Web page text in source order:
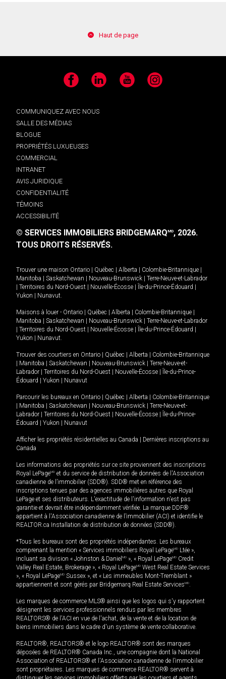
Haut de page
Facebook LinkedIn YouTube Instagram
COMMUNIQUEZ AVEC NOUS
SALLE DES MÉDIAS
BLOGUE
PROPRIÉTÉS LUXUEUSES
COMMERCIAL
INTRANET
AVIS JURIDIQUE
CONFIDENTIALITÉ
TÉMOINS
ACCESSIBILITÉ
© SERVICES IMMOBILIERS BRIDGEMARQMD, 2026.
TOUS DROITS RÉSERVÉS.
Trouver une maison Ontario | Québec | Alberta | Colombie-Britannique |
Manitoba | Saskatchewan | Nouveau-Brunswick | Terre-Neuve-et-Labrador
| Territoires du Nord-Ouest | Nouvelle-Écosse | Île-du-Prince-Édouard |
Yukon | Nunavut
Maisons à louer - Ontario | Québec | Alberta | Colombie-Britannique |
Manitoba | Saskatchewan | Nouveau-Brunswick | Terre-Neuve-et-Labrador
| Territoires du Nord-Ouest | Nouvelle-Écosse | Île-du-Prince-Édouard |
Yukon | Nunavut
Trouver des courtiers en Ontario | Québec | Alberta | Colombie-Britannique
| Manitoba | Saskatchewan | Nouveau-Brunswick | Terre-Neuve-et-
Labrador | Territoires du Nord-Ouest | Nouvelle-Écosse | Île-du-Prince-
Édouard | Yukon | Nunavut
Parcourir les bureaux en Ontario | Québec | Alberta | Colombie-Britannique
| Manitoba | Saskatchewan | Nouveau-Brunswick | Terre-Neuve-et-
Labrador | Territoires du Nord-Ouest | Nouvelle-Écosse | Île-du-Prince-
Édouard | Yukon | Nunavut
Afficher les propriétés résidentielles au Canada | Dernières inscriptions au
Canada
Les informations des propriétés sur ce site proviennent des inscriptions
Royal LePageMD et du service de distribution de données de l'Association
canadienne de l’immobilier (SDD®). SDD® met en référence des
inscriptions tenues par des agences immobilières autres que Royal
LePage et ses distributeurs. L'exactitude de l'information n'est pas
garantie et devrait être indépendamment vérifiée. La marque DDF®
appartient à l'Association canadienne de l’immobilier (ACI) et identifie le
REALTOR.ca Installation de distribution de données (SDD®).
*Tous les bureaux sont des propriétés indépendantes. Les bureaux
comprenant la mention « Services immobiliers Royal LePageMD Ltée »,
incluant sa division « Johnston & Daniel MD », « Royal LePageMD Credit
Valley Real Estate, Brokerage », « Royal LePageMD West Real Estate Services
», « Royal LePageMD Sussex », et « Les immeubles Mont-Tremblant »
appartiennent et sont gérés par Bridgemarq Real Estate ServicesMD
Les marques de commerce MLS® ainsi que les logos qui s'y rapportent
désignent les services professionnels rendus par les membres
REALTORS® de l'ACI en vue de l'achat, de la vente et de la location de
biens immobiliers dans le cadre d'un système de vente collaborative.
REALTOR®, REALTORS® et le logo REALTOR® sont des marques
déposées de REALTOR® Canada Inc., une compagnie dont la National
Association of REALTORS® et l'Association canadienne de l’immobilier
sont propriétaires. Les marques de commerce REALTOR® servent à